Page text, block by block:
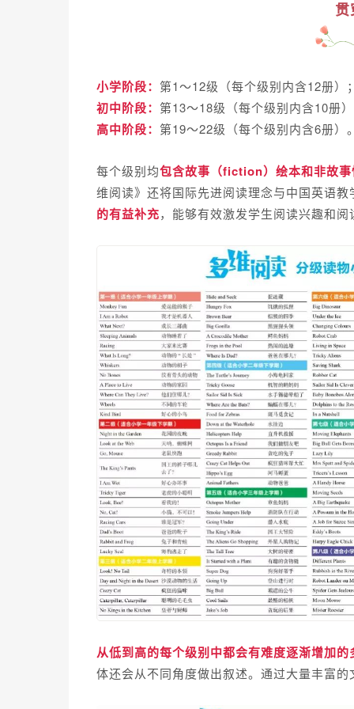
贯
小学阶段： 第1～12级（每个级别内含12册）
初中阶段： 第13～18级（每个级别内含10册
高中阶段： 第19～22级（每个级别内含6册）
每个级别均包含故事（fiction）绘本和非故
维阅读》还将国际先进阅读理念与中国英语
的有益补充，能够有效激发学生阅读兴趣和
从低到高的每个级别中都会有难度逐渐增加
体还会从不同角度做出叙述。通过大量丰富